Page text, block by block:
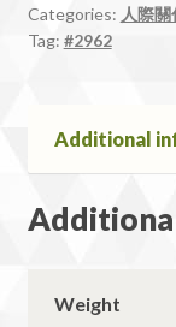
Categories: 人際關
Tag: #2962
Additional
Weight